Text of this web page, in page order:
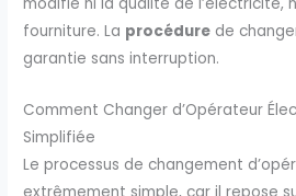
fourniture. La procédure de
garantie sans interruption.
Comment Changer d’Opérateur
Simplifiée
Le processus de changement